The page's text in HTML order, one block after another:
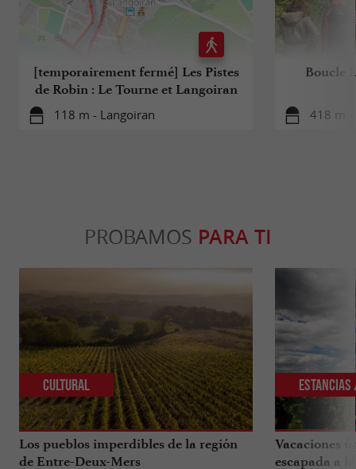
[temporairement fermé] Les Pistes
de Robin : Le Tourne et Langoiran
118 m - Langoiran
Boucle
418 m -
PROBAMOS PARA TI
Los pueblos imperdibles de la región
de Entre-Deux-Mers
Cultural
Vacaciones
escapada a
Estancias